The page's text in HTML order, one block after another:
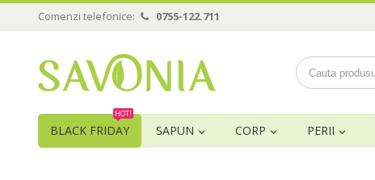
Comenzi telefonice: 0755-122.711
BLACK FRIDAY
HOT!
SAPUN CORP PERII